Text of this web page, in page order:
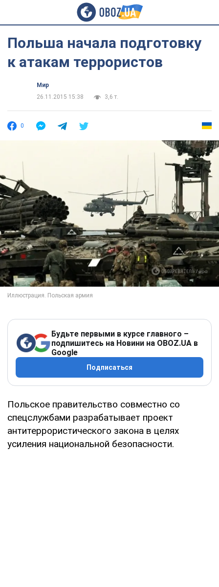
Польша начала подготовку
к атакам террористов
Мир
26.11.2015 15:38
3,6 т.
0
Будьте первыми в курсе главного –
подпишитесь на Новини на OBOZ.UA в
Google
Подписаться
Польское правительство совместно со
спецслужбами разрабатывает проект
антитеррористического закона в целях
усиления национальной безопасности.